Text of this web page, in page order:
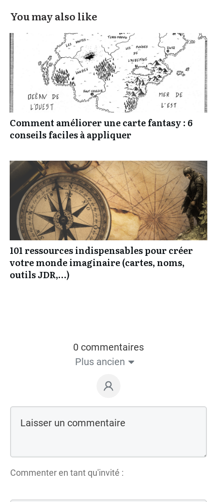
You may also like
Comment améliorer une carte fantasy : 6
conseils faciles à appliquer
101 ressources indispensables pour créer
votre monde imaginaire (cartes, noms,
outils JDR,…)
0 commentaires
Plus ancien
Commenter en tant qu'invité :